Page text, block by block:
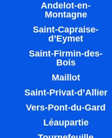
Andelot-en-
Montagne
Saint-Capraise-
d’Eymet
Saint-Firmin-des-
Bois
Maillot
Saint-Privat-d’Allier
Vers-Pont-du-Gard
Léaupartie